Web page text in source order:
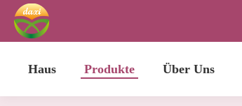
Haus Produkte Über Uns